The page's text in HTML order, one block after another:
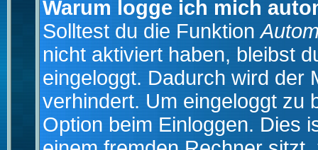
Warum logge ich mich
Solltest du die Funktion
nicht aktiviert haben, bleibst
eingeloggt. Dadurch wird der
verhindert. Um eingeloggt zu
Option beim Einloggen. Dies